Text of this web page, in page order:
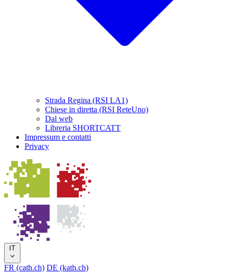
Strada Regina (RSI LA1)
Chiese in diretta (RSI ReteUno)
Dal web
Libreria SHORTCATT
Impressum e contatti
Privacy
IT
FR (cath.ch) DE (kath.ch)